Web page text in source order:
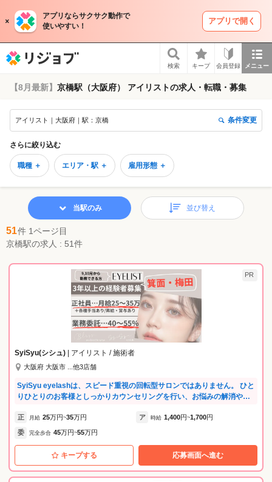
アプリならサクサク動作で
使いやすい！
アプリで開く
検索 キープ 会員登録 メニュー
【8月最新】 京橋駅（大阪府） アイリストの求人・転職・募集
アイリスト｜大阪府｜駅：京橋 条件変更
さらに絞り込む
職種 ＋ エリア・駅 ＋ 雇用形態 ＋
51件 1ページ目
京橋駅の求人 : 51件
当駅のみ 並び替え
PR
SyiSyu(シシュ) | アイリスト / 施術者
大阪府 大阪市 ...他3店舗
SyiSyu eyelashは、スピード重視の回転型サロンではありません。 ひと
りひとりのお客様としっかりカウンセリングを行い、お悩みの解消や似
正 月給 25万円~35万円 ア 時給 1,400円~1,700円
委 完全歩合 45万円~55万円
キープする 応募画面へ進む